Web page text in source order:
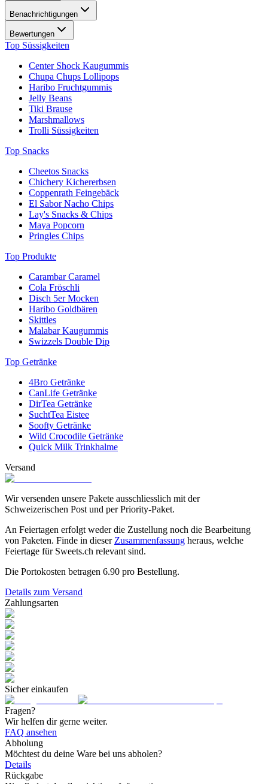
Benachrichtigungen
Bewertungen
Top Süssigkeiten
Center Shock Kaugummis
Chupa Chups Lollipops
Haribo Fruchtgummis
Jelly Beans
Tiki Brause
Marshmallows
Trolli Süssigkeiten
Top Snacks
Cheetos Snacks
Chichery Kichererbsen
Coppenrath Feingebäck
El Sabor Nacho Chips
Lay's Snacks & Chips
Maya Popcorn
Pringles Chips
Top Produkte
Carambar Caramel
Cola Fröschli
Disch 5er Mocken
Haribo Goldbären
Skittles
Malabar Kaugummis
Swizzels Double Dip
Top Getränke
4Bro Getränke
CanLife Getränke
DirTea Getränke
SuchtTea Eistee
Soofty Getränke
Wild Crocodile Getränke
Quick Milk Trinkhalme
Versand
Wir versenden unsere Pakete ausschliesslich mit der
Schweizerischen Post und per Priority-Paket.
An Feiertagen erfolgt weder die Zustellung noch die Bearbeitung
von Paketen. Finde in dieser Zusammenfassung heraus, welche
Feiertage für Sweets.ch relevant sind.
Die Portokosten betragen 6.90 pro Bestellung.
Details zum Versand
Zahlungsarten
Sicher einkaufen
Fragen?
Wir helfen dir gerne weiter.
FAQ ansehen
Abholung
Möchtest du deine Ware bei uns abholen?
Details
Rückgabe